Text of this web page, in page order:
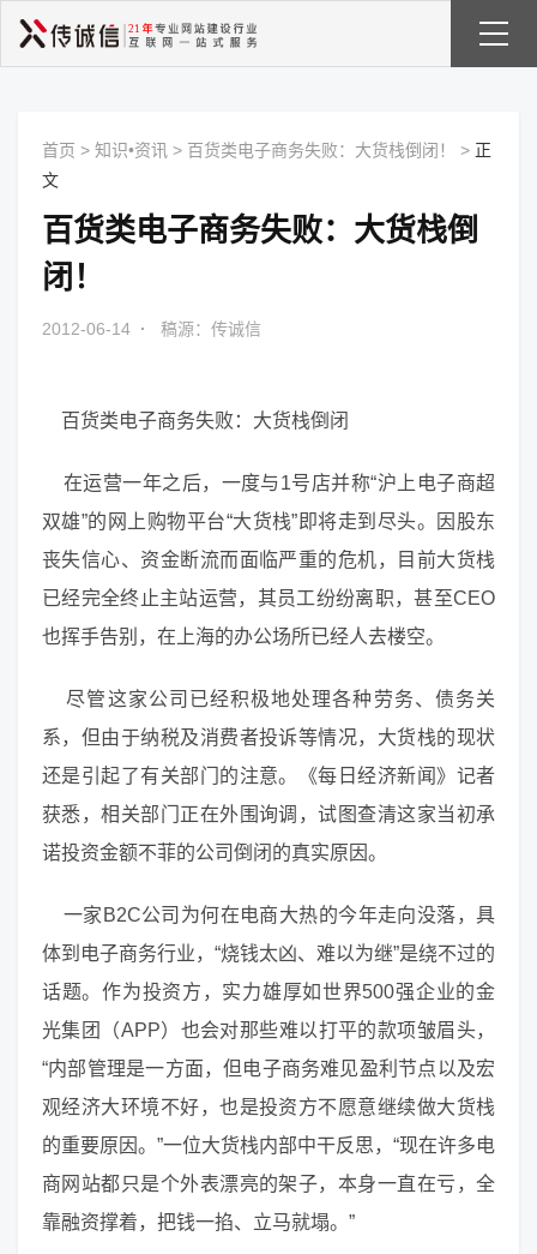
首页 > 知识•资讯 > 百货类电子商务失败：大货栈倒闭！ > 正
文
百货类电子商务失败：大货栈倒
闭！
2012-06-14 · 稿源：传诚信
百货类电子商务失败：大货栈倒闭
在运营一年之后，一度与1号店并称“沪上电子商超
双雄”的网上购物平台“大货栈”即将走到尽头。因股东
丧失信心、资金断流而面临严重的危机，目前大货栈
已经完全终止主站运营，其员工纷纷离职，甚至CEO
也挥手告别，在上海的办公场所已经人去楼空。
尽管这家公司已经积极地处理各种劳务、债务关
系，但由于纳税及消费者投诉等情况，大货栈的现状
还是引起了有关部门的注意。《每日经济新闻》记者
获悉，相关部门正在外围询调，试图查清这家当初承
诺投资金额不菲的公司倒闭的真实原因。
一家B2C公司为何在电商大热的今年走向没落，具
体到电子商务行业，“烧钱太凶、难以为继”是绕不过的
话题。作为投资方，实力雄厚如世界500强企业的金
光集团（APP）也会对那些难以打平的款项皱眉头，
“内部管理是一方面，但电子商务难见盈利节点以及宏
观经济大环境不好，也是投资方不愿意继续做大货栈
的重要原因。”一位大货栈内部中干反思，“现在许多电
商网站都只是个外表漂亮的架子，本身一直在亏，全
靠融资撑着，把钱一掐、立马就塌。”